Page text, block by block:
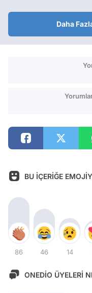
Daha
BU İÇERİĞE
86 46 14
ONEDİO ÜYELERİ